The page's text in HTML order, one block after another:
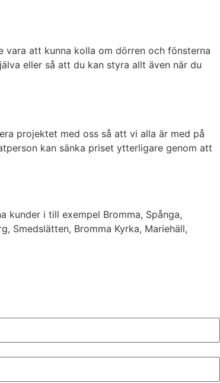
vara att kunna kolla om dörren och fönsterna
eller så att du kan styra allt även när du
projektet med oss så att vi alla är med på
kan sänka priset ytterligare genom att
kunder i till exempel Bromma, Spånga,
Smedslätten, Bromma Kyrka, Mariehäll,